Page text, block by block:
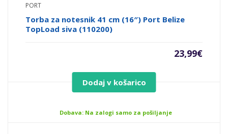
PORT
Torba za notesnik 41 cm (16″) Port Belize
TopLoad siva (110200)
23,99€
Dodaj v košarico
Dobava: Na zalogi samo za pošiljanje